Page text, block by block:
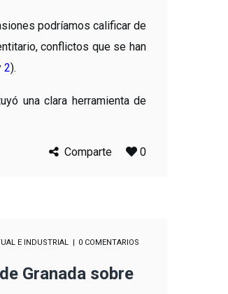
podríamos calificar de
conflictos que se han
2).
una clara herramienta de
Comparte 0
E INDUSTRIAL 0 COMENTARIOS
Granada sobre